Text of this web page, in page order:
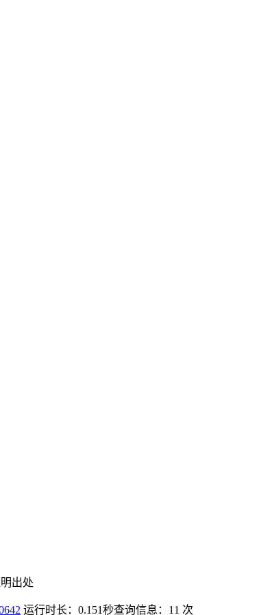
出处
运行时长：0.151秒查询信息：11 次